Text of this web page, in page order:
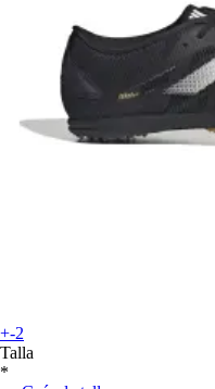
+-2
Talla
*